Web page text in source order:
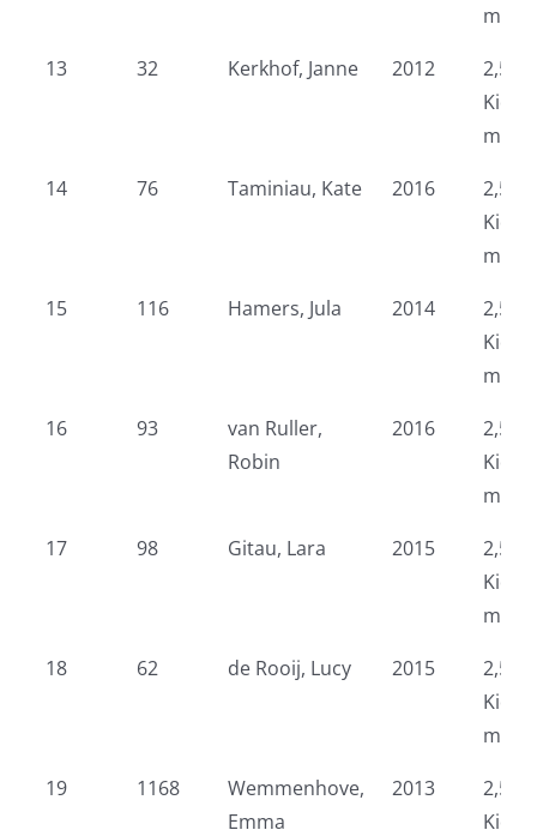
13
32 Kerkhof, Janne 2012
2,5
14
76 Taminiau, Kate 2016
2,5
15
116 Hamers, Jula 2014
2,5
16
93
van Ruller,
Robin
2016
2,5
17
98 Gitau, Lara 2015
2,5
18
62 de Rooij, Lucy 2015
2,5
19
1168
Wemmenhove,
Emma
2013
2,5